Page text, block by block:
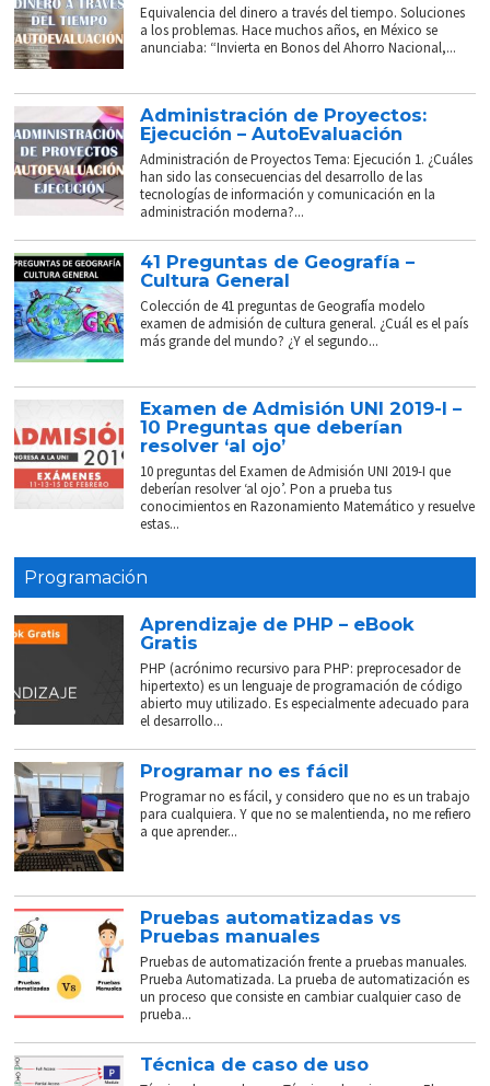
Equivalencia del dinero a través del tiempo. Soluciones
a los problemas. Hace muchos años, en México se
anunciaba: “Invierta en Bonos del Ahorro Nacional,...
Administración de Proyectos:
Ejecución – AutoEvaluación
Administración de Proyectos Tema: Ejecución 1. ¿Cuáles
han sido las consecuencias del desarrollo de las
tecnologías de información y comunicación en la
administración moderna?...
41 Preguntas de Geografía –
Cultura General
Colección de 41 preguntas de Geografía modelo
examen de admisión de cultura general. ¿Cuál es el país
más grande del mundo? ¿Y el segundo...
Examen de Admisión UNI 2019-I –
10 Preguntas que deberían
resolver ‘al ojo’
10 preguntas del Examen de Admisión UNI 2019-I que
deberían resolver ‘al ojo’. Pon a prueba tus
conocimientos en Razonamiento Matemático y resuelve
estas...
Programación
Aprendizaje de PHP – eBook
Gratis
PHP (acrónimo recursivo para PHP: preprocesador de
hipertexto) es un lenguaje de programación de código
abierto muy utilizado. Es especialmente adecuado para
el desarrollo...
Programar no es fácil
Programar no es fácil, y considero que no es un trabajo
para cualquiera. Y que no se malentienda, no me refiero
a que aprender...
Pruebas automatizadas vs
Pruebas manuales
Pruebas de automatización frente a pruebas manuales.
Prueba Automatizada. La prueba de automatización es
un proceso que consiste en cambiar cualquier caso de
prueba...
Técnica de caso de uso